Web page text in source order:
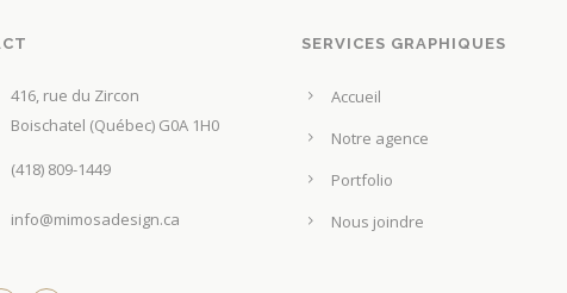
416, rue du Zircon
Boischatel (Québec) G0A 1H0
(418) 809-1449
info@mimosadesign.ca
SERVICES GRAPHIQUES
Accueil
Notre agence
Portfolio
Nous joindre